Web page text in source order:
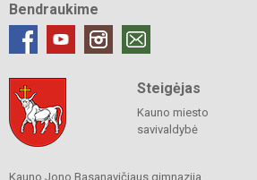
Bendraukime
Steigėjas
Kauno miesto
savivaldybė
Kauno Jono Basanavičiaus gimnazija